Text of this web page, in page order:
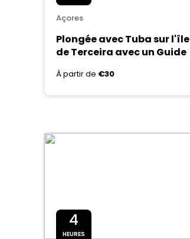
Açores
Plongée avec Tuba sur l'île
de Terceira avec un Guide
À partir de €30
4
HEURES